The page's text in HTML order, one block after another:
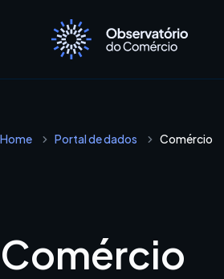
Home Portal de dados Comércio
Comércio